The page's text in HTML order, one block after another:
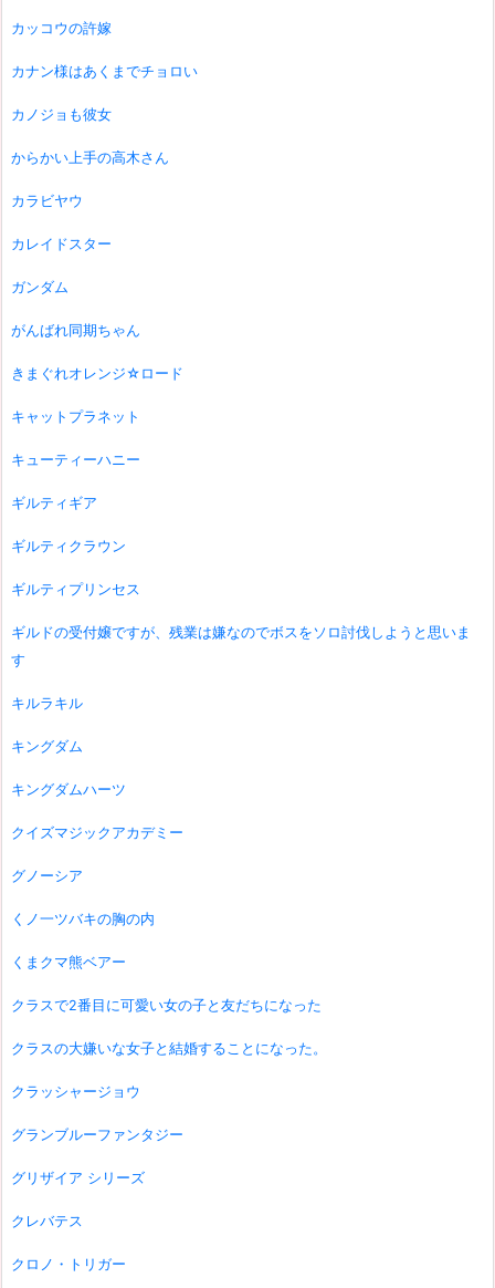
カッコウの許嫁
カナン様はあくまでチョロい
カノジョも彼女
からかい上手の高木さん
カラビヤウ
カレイドスター
ガンダム
がんばれ同期ちゃん
きまぐれオレンジ☆ロード
キャットプラネット
キューティーハニー
ギルティギア
ギルティクラウン
ギルティプリンセス
ギルドの受付嬢ですが、残業は嫌なのでボスをソロ討伐しようと思いま
す
キルラキル
キングダム
キングダムハーツ
クイズマジックアカデミー
グノーシア
くノ一ツバキの胸の内
くまクマ熊ベアー
クラスで2番目に可愛い女の子と友だちになった
クラスの大嫌いな女子と結婚することになった。
クラッシャージョウ
グランブルーファンタジー
グリザイア シリーズ
クレバテス
クロノ・トリガー